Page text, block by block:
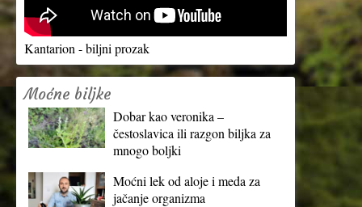
Kantarion - biljni prozak
Moćne biljke
Dobar kao veronika –
čestoslavica ili razgon biljka za
mnogo boljki
Moćni lek od aloje i meda za
jačanje organizma